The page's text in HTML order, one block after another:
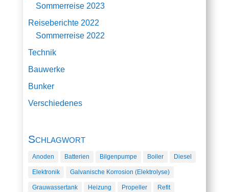
Sommerreise 2023
Reiseberichte 2022
Sommerreise 2022
Technik
Bauwerke
Bunker
Verschiedenes
Schlagwort
Anoden Batterien Bilgenpumpe Boiler Diesel
Elektronik Galvanische Korrosion (Elektrolyse)
Grauwassertank Heizung Propeller Refit